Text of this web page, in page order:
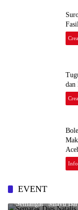
dan
EVENT
Semarak Dies
Semangat “Mlayu